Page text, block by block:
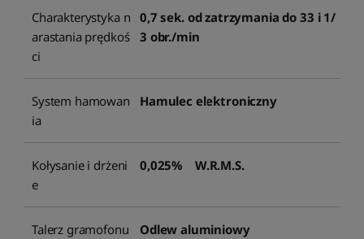
Charakterystyka n
arastania prędkoś
ci
0,7 sek. od zatrzymania do 33 i 1/
3 obr./min
System hamowan
ia
Hamulec elektroniczny
Kołysanie i drżeni
e
0,025% W.R.M.S.
Talerz gramofonu
Odlew aluminiowy